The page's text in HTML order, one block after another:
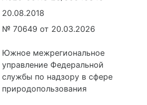
20.08.2018
№ 70649 от 20.03.2026
Южное межрегиональное
управление Федеральной
службы по надзору в сфере
природопользования